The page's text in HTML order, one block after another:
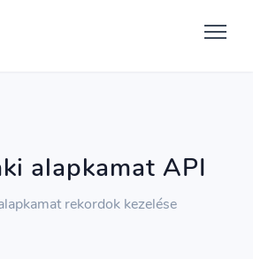
alapkamat API
rekordok kezelése